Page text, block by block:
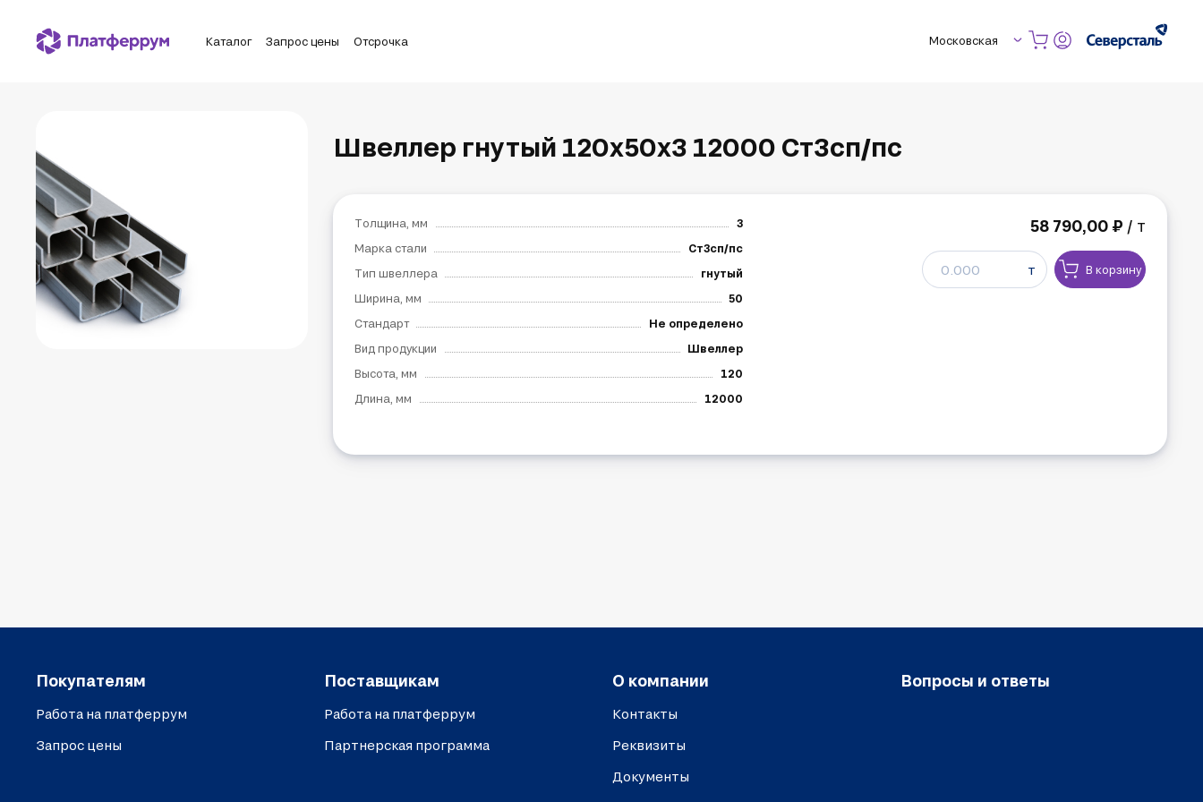
Каталог Запрос цены Отсрочка Московская
Швеллер гнутый 120х50х3 12000 Ст3сп/пс
58 790,00 ₽ / т
т В корзину
Толщина, мм
3
Марка стали
Ст3сп/пс
Тип швеллера
гнутый
Ширина, мм
50
Стандарт
Не определено
Вид продукции
Швеллер
Высота, мм
120
Длина, мм
12000
Покупателям
Работа на платферрум
Запрос цены
Поставщикам
Работа на платферрум
Партнерская программа
О компании
Контакты
Реквизиты
Документы
Вопросы и ответы